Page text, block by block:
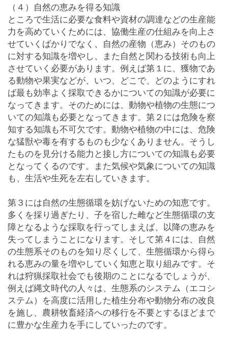
（４）自然の恵みを得る知識
ところで生活に必要な食料や資材の調達などの生産能
力を高めていくためには、協働生産の仕組みを向上さ
せていくばかりでなく、自然の産物（恵み）そのもの
に対する知識を増やし、また自然と関わる技術も向上
させていく必要があります。例えば第１に、獲物であ
る動物や果実などが、いつ、どこで、どのようにすれ
ば最も効率よく採取できるかについての知識が必要に
なってきます。そのためには、動物や植物の生態につ
いての知識も必要となってきます。第２には危険を察
知する知識も不可欠です。動物や植物の中には、危険
な猛獣や毒を有するものも少なくありません。そうし
たものを見分ける能力と接し方についての知識も必要
となってくるのです。また気候や気象についての知識
も、生活や生死を左右していきます。
第３には自然の生態循環を妨げないための知恵です。
多くを採り過ぎたり、子を宿した雌など生態循環の支
障となるような採取を行ってしまえば、以降の恵みを
失ってしまうことになります。そして第４には、自然
の生態系そのものを知り尽くして、生態循環から得ら
れる恵みの量を増やしていく知恵と取り組みです。そ
れは狩猟採取社会でも後期のことになるでしょうが、
例えば縄文時代の人々は、生態系のシステム（エコシ
ステム）を高度に活用した植生分布や動物分布の改良
を施し、農耕牧畜経済への移行を不要とするほどまで
に豊かな生産力を手にしていったのです。